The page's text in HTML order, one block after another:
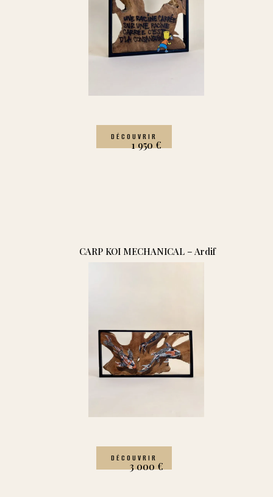
DÉCOUVRIR
1 950 €
CARP KOI MECHANICAL – Ardif
DÉCOUVRIR
3 000 €